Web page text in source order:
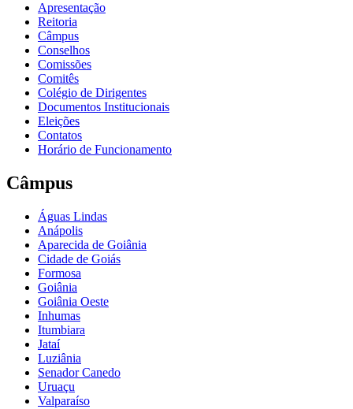
Apresentação
Reitoria
Câmpus
Conselhos
Comissões
Comitês
Colégio de Dirigentes
Documentos Institucionais
Eleições
Contatos
Horário de Funcionamento
Câmpus
Águas Lindas
Anápolis
Aparecida de Goiânia
Cidade de Goiás
Formosa
Goiânia
Goiânia Oeste
Inhumas
Itumbiara
Jataí
Luziânia
Senador Canedo
Uruaçu
Valparaíso